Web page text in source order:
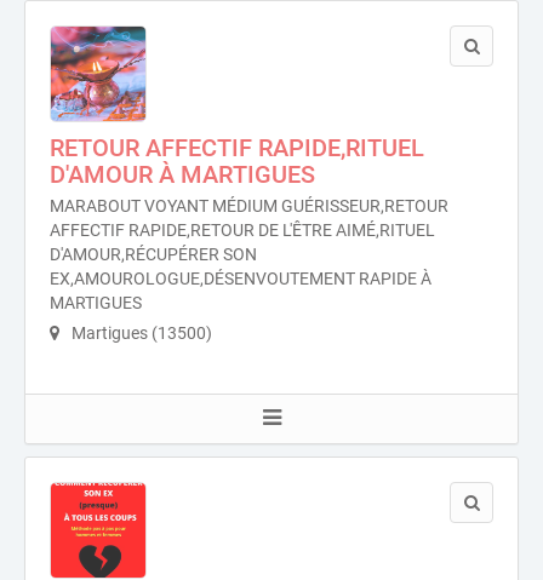
RETOUR AFFECTIF RAPIDE,RITUEL
D'AMOUR À MARTIGUES
MARABOUT VOYANT MÉDIUM GUÉRISSEUR,RETOUR
AFFECTIF RAPIDE,RETOUR DE L'ÊTRE AIMÉ,RITUEL
D'AMOUR,RÉCUPÉRER SON
EX,AMOUROLOGUE,DÉSENVOUTEMENT RAPIDE À
MARTIGUES
Martigues (13500)